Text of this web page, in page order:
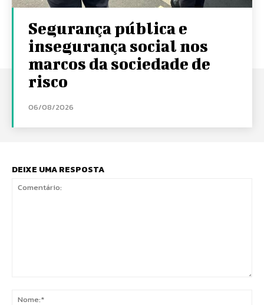
Segurança pública e
insegurança social nos
marcos da sociedade de
risco
06/08/2026
DEIXE UMA RESPOSTA